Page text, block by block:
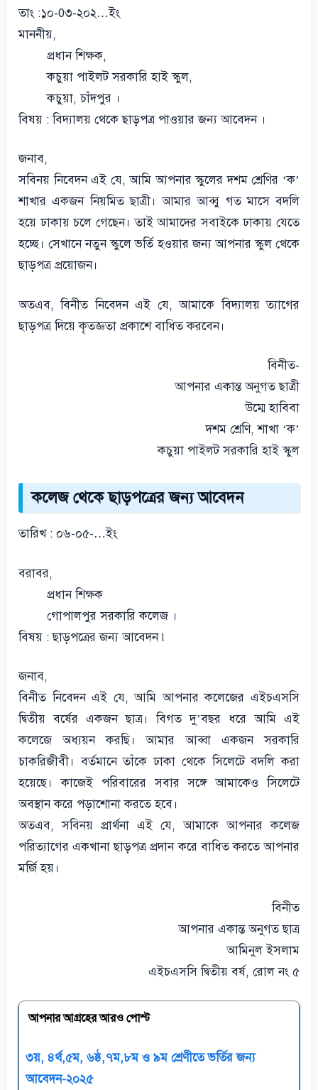
তাং :১০-0৩-২০২…ইং
মাননীয়,
প্রধান শিক্ষক,
কচুয়া পাইলট সরকারি হাই স্কুল,
কচুয়া, চাঁদপুর ।
বিষয় : বিদ্যালয় থেকে ছাড়পত্র পাওয়ার জন্য আবেদন ।
জনাব,
সবিনয় নিবেদন এই যে, আমি আপনার স্কুলের দশম শ্রেণির ‘ক’
শাখার একজন নিয়মিত ছাত্রী। আমার আব্বু গত মাসে বদলি
হয়ে ঢাকায় চলে গেছেন। তাই আমাদের সবাইকে ঢাকায় যেতে
হচ্ছে। সেখানে নতুন স্কুলে ভর্তি হওয়ার জন্য আপনার স্কুল থেকে
ছাড়পত্র প্রয়োজন।
অতএব, বিনীত নিবেদন এই যে, আমাকে বিদ্যালয় ত্যাগের
ছাড়পত্র দিয়ে কৃতজ্ঞতা প্রকাশে বাধিত করবেন।
বিনীত-
আপনার একান্ত অনুগত ছাত্রী
উম্মে হাবিবা
দশম শ্রেণি, শাখা ‘ক’
কচুয়া পাইলট সরকারি হাই স্কুল
কলেজ থেকে ছাড়পত্রের জন্য আবেদন
তারিখ : ০৬-০৫-…ইং
বরাবর,
প্রধান শিক্ষক
গোপালপুর সরকারি কলেজ ।
বিষয় : ছাড়পত্রের জন্য আবেদন ৷
জনাব,
বিনীত নিবেদন এই যে, আমি আপনার কলেজের এইচএসসি
দ্বিতীয় বর্ষের একজন ছাত্র। বিগত দু’বছর ধরে আমি এই
কলেজে অধ্যয়ন করছি। আমার আব্বা একজন সরকারি
চাকরিজীবী। বর্তমানে তাঁকে ঢাকা থেকে সিলেটে বদলি করা
হয়েছে। কাজেই পরিবারের সবার সঙ্গে আমাকেও সিলেটে
অবস্থান করে পড়াশোনা করতে হবে।
অতএব, সবিনয় প্রার্থনা এই যে, আমাকে আপনার কলেজ
পরিত্যাগের একখানা ছাড়পত্র প্রদান করে বাধিত করতে আপনার
মর্জি হয়।
বিনীত
আপনার একান্ত অনুগত ছাত্র
আমিনুল ইসলাম
এইচএসসি দ্বিতীয় বর্ষ, রোল নং ৫
আপনার আগ্রহের আরও পোস্ট
৩য়, ৪র্থ,৫ম, ৬ষ্ঠ,৭ম,৮ম ও ৯ম শ্রেণীতে ভর্তির জন্য
আবেদন-২০২৫